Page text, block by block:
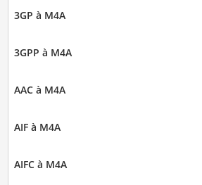
3GP à M4A
3GPP à M4A
AAC à M4A
AIF à M4A
AIFC à M4A